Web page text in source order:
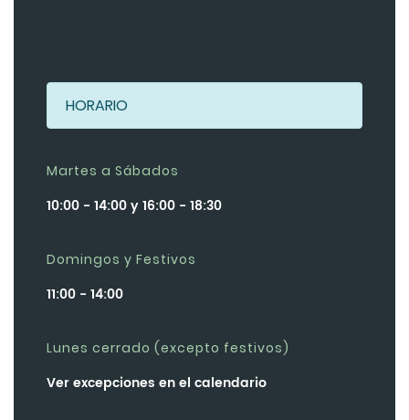
HORARIO
Martes a Sábados
10:00 - 14:00 y 16:00 - 18:30
Domingos y Festivos
11:00 - 14:00
Lunes cerrado (excepto festivos)
Ver excepciones en el calendario